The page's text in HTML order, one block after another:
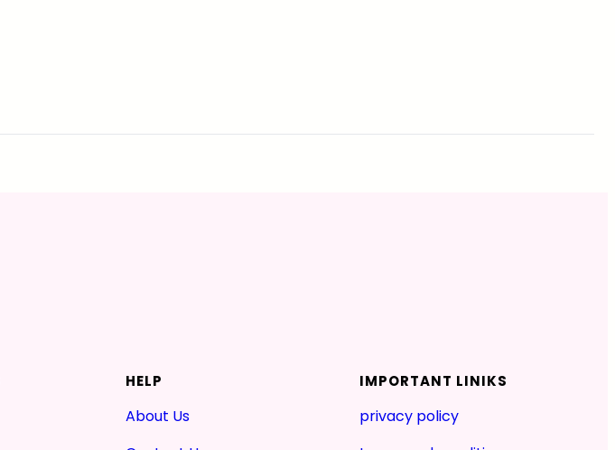
HELP
About Us
IMPORTANT LINIKS
privacy policy